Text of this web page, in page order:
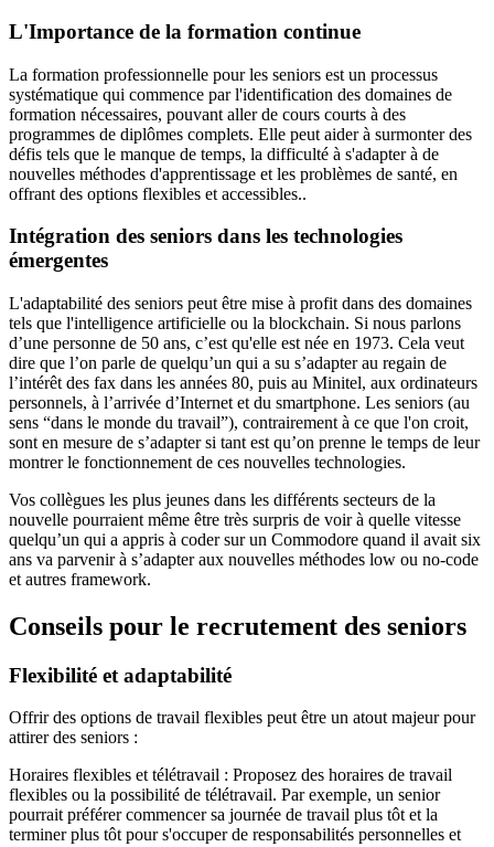
L'Importance de la formation continue
La formation professionnelle pour les seniors est un processus
systématique qui commence par l'identification des domaines de
formation nécessaires, pouvant aller de cours courts à des
programmes de diplômes complets. Elle peut aider à surmonter des
défis tels que le manque de temps, la difficulté à s'adapter à de
nouvelles méthodes d'apprentissage et les problèmes de santé, en
offrant des options flexibles et accessibles​​..
Intégration des seniors dans les technologies
émergentes
L'adaptabilité des seniors peut être mise à profit dans des domaines
tels que l'intelligence artificielle ou la blockchain. Si nous parlons
d’une personne de 50 ans, c’est qu'elle est née en 1973. Cela veut
dire que l’on parle de quelqu’un qui a su s’adapter au regain de
l’intérêt des fax dans les années 80, puis au Minitel, aux ordinateurs
personnels, à l’arrivée d’Internet et du smartphone. Les seniors (au
sens “dans le monde du travail”), contrairement à ce que l'on croit,
sont en mesure de s’adapter si tant est qu’on prenne le temps de leur
montrer le fonctionnement de ces nouvelles technologies.
Vos collègues les plus jeunes dans les différents secteurs de la
nouvelle pourraient même être très surpris de voir à quelle vitesse
quelqu’un qui a appris à coder sur un Commodore quand il avait six
ans va parvenir à s’adapter aux nouvelles méthodes low ou no-code
et autres framework.
Conseils pour le recrutement des seniors
Flexibilité et adaptabilité
Offrir des options de travail flexibles peut être un atout majeur pour
attirer des seniors :
Horaires flexibles et télétravail : Proposez des horaires de travail
flexibles ou la possibilité de télétravail. Par exemple, un senior
pourrait préférer commencer sa journée de travail plus tôt et la
terminer plus tôt pour s'occuper de responsabilités personnelles et